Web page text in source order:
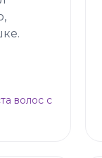
волос с